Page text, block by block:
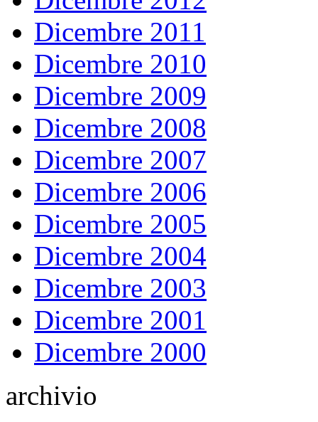
Dicembre 2011
Dicembre 2010
Dicembre 2009
Dicembre 2008
Dicembre 2007
Dicembre 2006
Dicembre 2005
Dicembre 2004
Dicembre 2003
Dicembre 2001
Dicembre 2000
archivio